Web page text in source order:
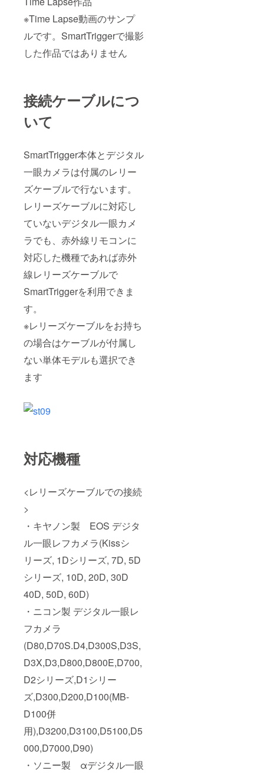
※Time Lapse動画のサンプ
ルです。SmartTriggerで撮影
した作品ではありません
接続ケーブルにつ
いて
SmartTrigger本体とデジタル
一眼カメラは付属のレリー
ズケーブルで行ないます。
レリーズケーブルに対応し
ていないデジタル一眼カメ
ラでも、赤外線リモコンに
対応した機種であれば赤外
線レリーズケーブルで
SmartTriggerを利用できま
す。
※レリーズケーブルをお持ち
の場合はケーブルが付属し
ない単体モデルも選択でき
ます
対応機種
<レリーズケーブルでの接続
>
・キヤノン製 EOS デジタ
ル一眼レフカメラ(Kissシ
リーズ, 1Dシリーズ, 7D, 5D
シリーズ, 10D, 20D, 30D
40D, 50D, 60D)
・ニコン製 デジタル一眼レ
フカメラ
(D80,D70S.D4,D300S,D3S,
D3X,D3,D800,D800E,D700,
D2シリーズ,D1シリー
ズ,D300,D200,D100(MB-
D100併
用),D3200,D3100,D5100,D5
000,D7000,D90)
・ソニー製 αデジタル一眼